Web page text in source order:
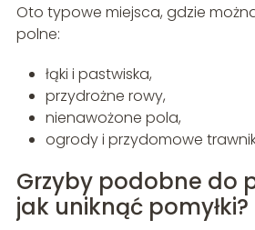
Oto typowe miejsca, gdzie
polne:
łąki i pastwiska,
przydrożne rowy,
nienawożone pola,
ogrody i przydomowe
Grzyby podobne do
jak uniknąć pomyłki?